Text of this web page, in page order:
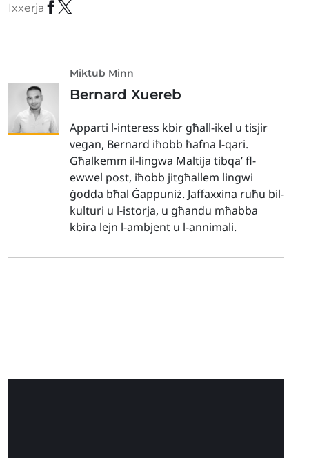
Ixxerja
Miktub Minn
Bernard Xuereb
Apparti l-interess kbir għall-ikel u tisjir
vegan, Bernard iħobb ħafna l-qari.
Għalkemm il-lingwa Maltija tibqa’ fl-
ewwel post, iħobb jitgħallem lingwi
ġodda bħal Ġappuniż. Jaffaxxina ruħu bil-
kulturi u l-istorja, u għandu mħabba
kbira lejn l-ambjent u l-annimali.